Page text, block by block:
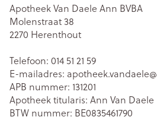
Apotheek Van Daele Ann BVBA
Molenstraat 38
2270 Herenthout
Telefoon: 014 51 21 59
E-mailadres: apotheek.vandaele@
APB nummer: 131201
Apotheek titularis: Ann Van Daele
BTW nummer: BE0835461790